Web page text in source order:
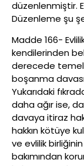
düzenlenmiştir.
Düzenleme şu
Madde 166-
kendilerinden
derecede
boşanma
Yukarıdaki
daha ağır ise,
davaya itiraz
hakkın kötüye
ve evlilik
bakımından